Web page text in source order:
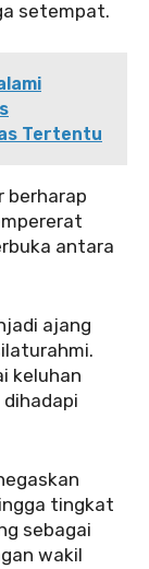
setempat.
Tertentu
berharap
antara
ajang
keluhan
tingkat
sebagai
wakil